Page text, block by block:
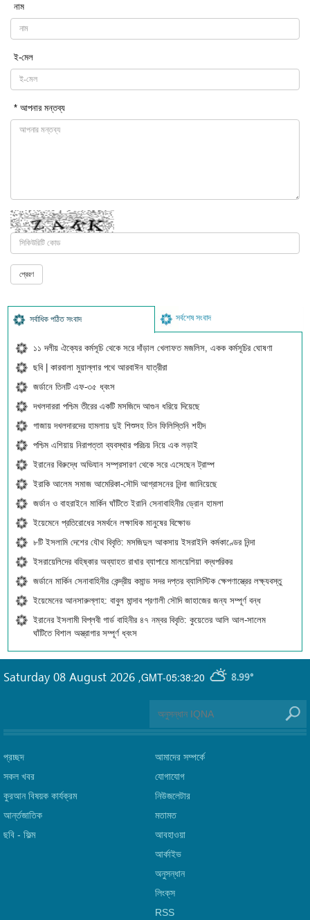
নাম
ই-মেল
* আপনার মন্তব্য
সর্বাধিক পঠিত সংবাদ সর্বশেষ সংবাদ
১১ দলীয় ঐক্যের কর্মসূচি থেকে সরে দাঁড়াল খেলাফত মজলিস, একক কর্মসূচির ঘোষণা
ছবি | কারবালা মুয়াল্লার পথে আরবাঈন যাত্রীরা
জর্ডানে তিনটি এফ-৩৫ ধ্বংস
দখলদাররা পশ্চিম তীরের একটি মসজিদে আগুন ধরিয়ে দিয়েছে
গাজায় দখলদারদের হামলায় দুই শিশুসহ তিন ফিলিস্তিনি শহীদ
পশ্চিম এশিয়ায় নিরাপত্তা ব্যবস্থার পরিচয় নিয়ে এক লড়াই
ইরানের বিরুদ্ধে অভিযান সম্প্রসারণ থেকে সরে এসেছেন ট্রাম্প
ইরাকি আলেম সমাজ আমেরিকা-সৌদি আগ্রাসনের নিন্দা জানিয়েছে
জর্ডান ও বাহরাইনে মার্কিন ঘাঁটিতে ইরানি সেনাবাহিনীর ড্রোন হামলা
ইয়েমেনে প্রতিরোধের সমর্থনে লক্ষাধিক মানুষের বিক্ষোভ
৮টি ইসলামি দেশের যৌথ বিবৃতি: মসজিদুল আকসায় ইসরাইলি কর্মকাণ্ডের নিন্দা
ইসরায়েলিদের বহিষ্কার অব্যাহত রাখার ব্যাপারে মালয়েশিয়া বদ্ধপরিকর
জর্ডানে মার্কিন সেনাবাহিনীর কেন্দ্রীয় কমান্ড সদর দপ্তর ব্যালিস্টিক ক্ষেপণাস্ত্রের লক্ষ্যবস্তু
ইয়েমেনের আনসারুল্লাহ: বাবুল মান্দাব প্রণালী সৌদি জাহাজের জন্য সম্পূর্ণ বন্ধ
ইরানের ইসলামী বিপ্লবী গার্ড বাহিনীর ৪৭ নম্বর বিবৃতি: কুয়েতের আলি আল-সালেম
ঘাঁটিতে বিশাল অস্ত্রাগার সম্পূর্ণ ধ্বংস
GMT-05:38:20 8.99°
Saturday 08 August 2026 ,
প্রচ্ছদ
সকল খবর
কুরআন বিষয়ক কার্যক্রম
আর্ন্তজাতিক
ছবি‎ - ফিল্ম
আমাদের সম্পর্কে
যোগাযোগ
নিউজলেটার
মতামত
আবহাওয়া
আর্কাইভ
অনুসন্ধান
লিংক্‌স
RSS